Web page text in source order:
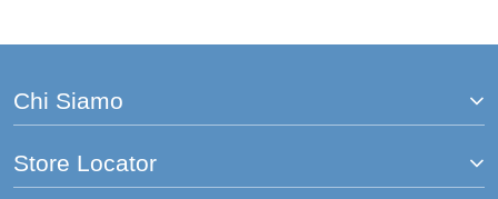
Chi Siamo
Store Locator